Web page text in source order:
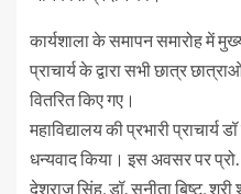
कार्यशाला के समापन समारोह में
प्राचार्य के द्वारा सभी छात्र
वितरित किए गए।
महाविद्यालय की प्रभारी प्राचार्य
धन्यवाद किया। इस अवसर पर प्रो.
देशराज सिंह, डॉ. सुनीता बिष्ट,